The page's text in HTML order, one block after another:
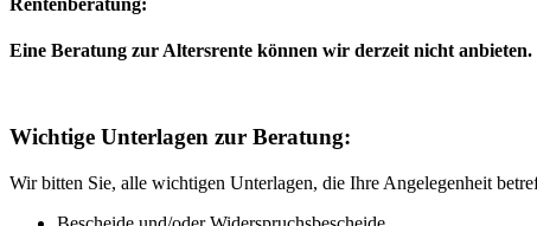
Rentenberatung:
Eine Beratung zur Altersrente können wir derzeit nicht
Wichtige Unterlagen zur Beratung:
Wir bitten Sie, alle wichtigen Unterlagen, die Ihre Angelegenheit